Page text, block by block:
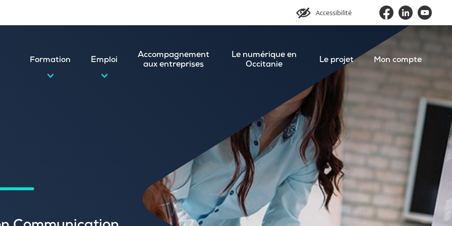
Accessibilité
Formation Emploi
et postuler en ligne
spontanée
Accompagnement
aux entreprises
Le numérique en
Occitanie
Le projet Mon compte